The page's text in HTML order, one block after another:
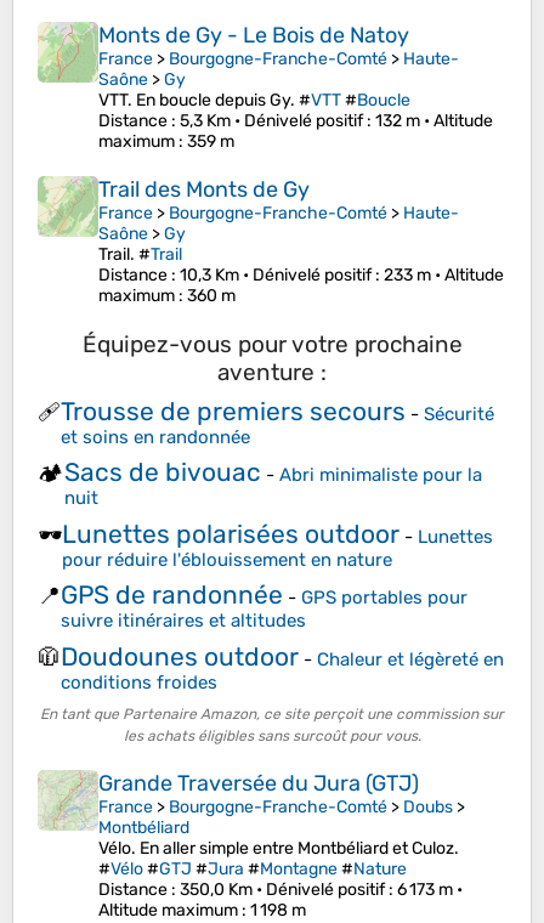
Monts de Gy - Le Bois de Natoy
France > Bourgogne-Franche-Comté > Haute-
Saône >Gy
VTT. En boucle depuis Gy. #VTT#Boucle
Distance : 5,3 Km • Dénivelé positif: 132 m •Altitude
maximum : 359 m
Trail des Monts de Gy
France > Bourgogne-Franche-Comté > Haute-
Saône >Gy
Trail. #Trail
Distance : 10,3 Km • Dénivelé positif: 233 m •Altitude
maximum : 360 m
Équipez-vous pour votre prochaine
aventure :
🩹Trousse de premiers secours - Sécurité
et soins en randonnée
🏕️Sacs de bivouac - Abri minimaliste pour la
nuit
🕶️Lunettes polarisées outdoor - Lunettes
pour réduire l'éblouissement en nature
📍GPS de randonnée - GPS portables pour
suivre itinéraires et altitudes
🧥Doudounes outdoor - Chaleur et légèreté en
conditions froides
En tant que Partenaire Amazon, ce site perçoit une commission sur
les achats éligibles sans surcoût pour vous.
Grande Traversée du Jura (GTJ)
France > Bourgogne-Franche-Comté > Doubs >
Montbéliard
Vélo. En aller simple entre Montbéliard et Culoz.
#Vélo#GTJ #Jura #Montagne#Nature
Distance : 350,0 Km • Dénivelé positif: 6 173 m •
Altitude maximum : 1 198 m